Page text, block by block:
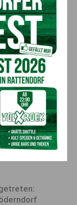
Nächster Artikel
gesund bleiben am
Arbeitsplatz